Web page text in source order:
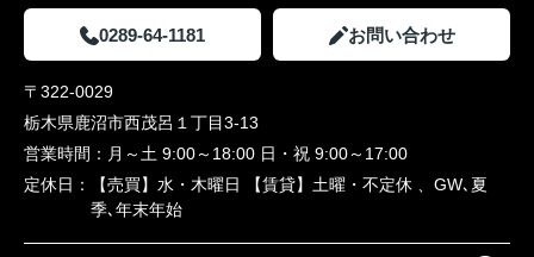
0289-64-1181 お問い合わせ
〒322-0029
栃木県鹿沼市西茂呂１丁目3-13
営業時間： 月～土 9:00～18:00 日・祝 9:00～17:00
定休日：
【売買】水・木曜日 【賃貸】土曜・不定休 、GW､夏
季､年末年始